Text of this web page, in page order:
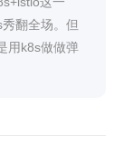
翻全场。但
用k8s做做弹